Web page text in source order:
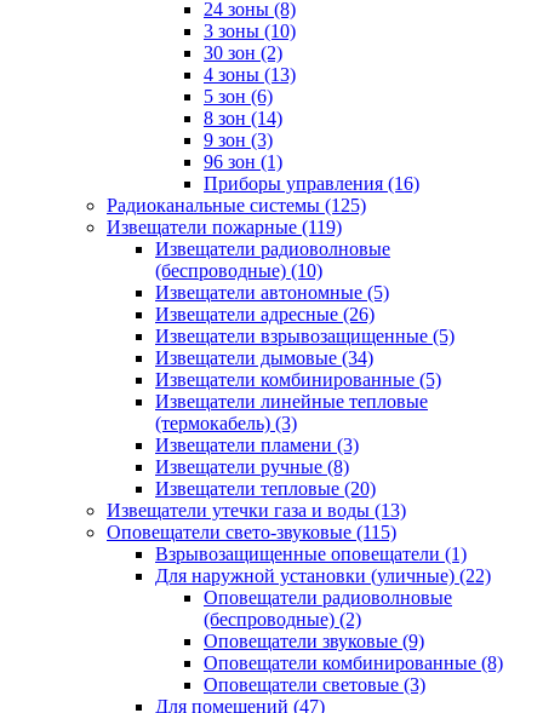
24 зоны (8)
3 зоны (10)
30 зон (2)
4 зоны (13)
5 зон (6)
8 зон (14)
9 зон (3)
96 зон (1)
Приборы управления (16)
Радиоканальные системы (125)
Извещатели пожарные (119)
Извещатели радиоволновые
(беспроводные) (10)
Извещатели автономные (5)
Извещатели адресные (26)
Извещатели взрывозащищенные (5)
Извещатели дымовые (34)
Извещатели комбинированные (5)
Извещатели линейные тепловые
(термокабель) (3)
Извещатели пламени (3)
Извещатели ручные (8)
Извещатели тепловые (20)
Извещатели утечки газа и воды (13)
Оповещатели свето-звуковые (115)
Взрывозащищенные оповещатели (1)
Для наружной установки (уличные) (22)
Оповещатели радиоволновые
(беспроводные) (2)
Оповещатели звуковые (9)
Оповещатели комбинированные (8)
Оповещатели световые (3)
Для помещений (47)